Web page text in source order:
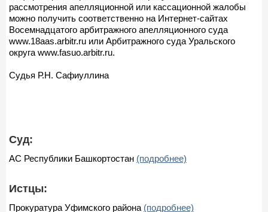
рассмотрения апелляционной или кассационной жалобы
можно получить соответственно на Интернет-сайтах
Восемнадцатого арбитражного апелляционного суда
www.18aas.arbitr.ru или Арбитражного суда Уральского
округа www.fasuo.arbitr.ru.
Судья Р.Н. Сафиуллина
Суд:
АС Республики Башкортостан (подробнее)
Истцы:
Прокуратура Уфимского района (подробнее)